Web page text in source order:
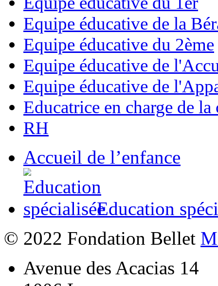
Equipe éducative de la
Equipe éducative du 2ème
Equipe éducative de
Equipe éducative de
Educatrice en charge de
RH
Accueil de l’enfance
Education
© 2022 Fondation Bellet
Avenue des Acacias 14